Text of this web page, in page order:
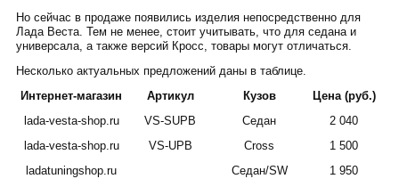
Но сейчас в продаже появились изделия непосредственно для
Лада Веста. Тем не менее, стоит учитывать, что для седана и
универсала, а также версий Кросс, товары могут отличаться.
Несколько актуальных предложений даны в таблице.
Интернет-магазин
Артикул Кузов
Цена (руб.)
lada-vesta-shop.ru
VS-SUPB Седан
2 040
lada-vesta-shop.ru
VS-UPB Cross
1 500
ladatuningshop.ru
Седан/SW
1 950